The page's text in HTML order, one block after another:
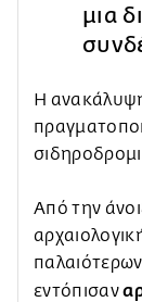
μια
Η
Από την
εντόπισαν